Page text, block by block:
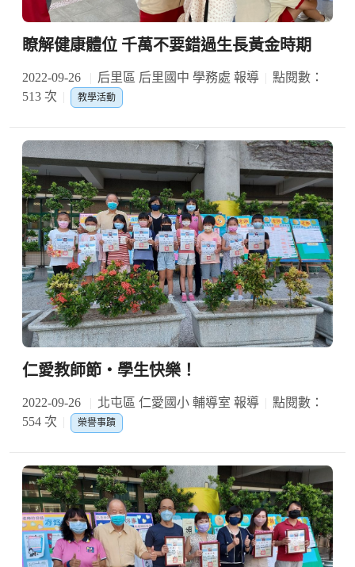
瞭解健康體位 千萬不要錯過生長黃金時期
2022-09-26 后里區 后里國中 學務處 報導
點閱數：
513 次
教學活動
仁愛教師節‧學生快樂！
2022-09-26 北屯區 仁愛國小 輔導室 報導
點閱數：
554 次
榮譽事蹟